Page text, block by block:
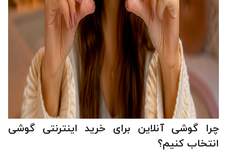
چرا گوشی آنلاین برای خرید اینترنتی گوشی
انتخاب کنیم؟